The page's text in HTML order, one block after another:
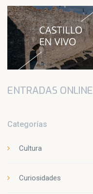
ENTRADAS ONLINE
Categorías
Cultura
Curiosidades